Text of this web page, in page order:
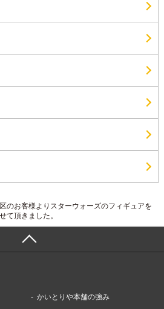
のお客様よりスターウォーズのフィギュアを
て頂きました。
かいとりや本舗の強み